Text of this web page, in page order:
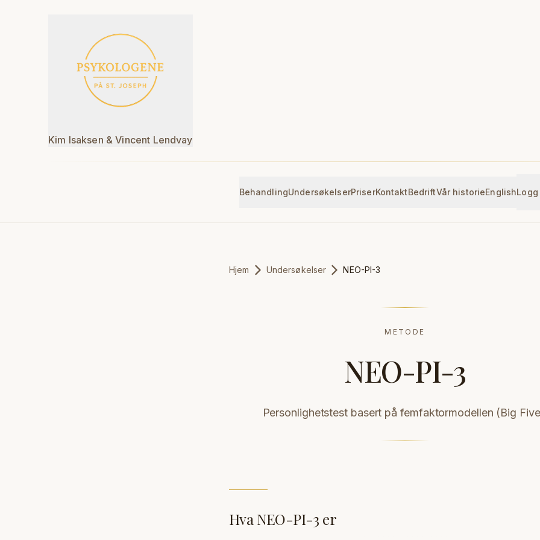
Kim Isaksen & Vincent Lendvay
BehandlingUndersøkelserPriserKontaktBedriftVår historieEnglish
Hjem Undersøkelser NEO-PI-3
METODE
NEO-PI-3
Personlighetstest basert på femfaktormodellen (Big
Hva NEO-PI-3 er